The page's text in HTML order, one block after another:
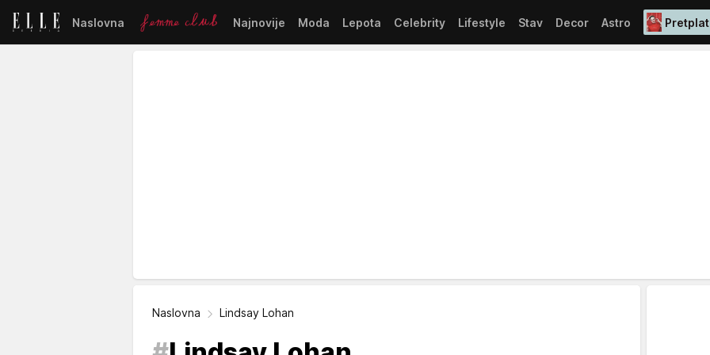
Naslovna Najnovije Moda Lepota Celebrity Lifestyle Stav Decor Astro
Naslovna Lindsay Lohan